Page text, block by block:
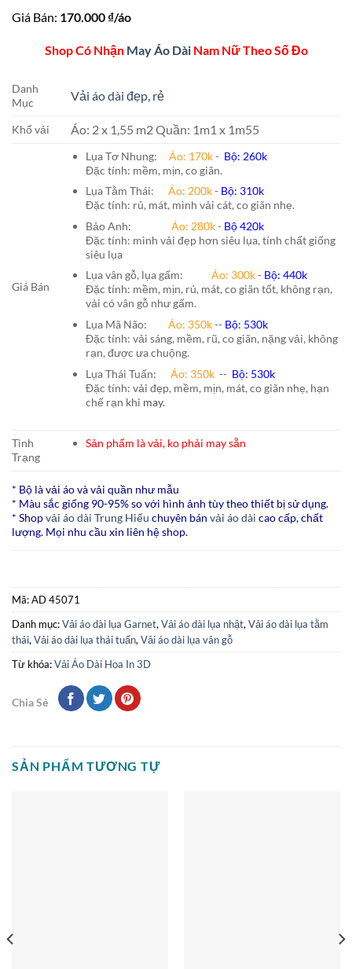
Giá Bán: 170.000 ₫/áo
Shop Có Nhận May Áo DàiNam Nữ Theo Số Đo
Danh
Mục
Vải áo dài đẹp, rẻ
Khổ vải Áo: 2 x 1,55 m2 Quần: 1m1 x 1m55
Giá Bán
Lụa Tơ Nhung: Áo: 170k- Bộ: 260k
Đặc tính: mềm, mịn, co giãn.
Lụa Tằm Thái: Áo: 200k- Bộ: 310k
Đặc tính: rủ, mát, mình vải cát, co giãn nhẹ.
Bảo Anh: Áo: 280k- Bộ 420k
Đặc tính: mình vải đẹp hơn siêu lụa, tính chất giống
siêu lụa
Lụa vân gỗ, lụa gấm: Áo: 300k- Bộ: 440k
Đặc tính: mềm, mịn, rủ, mát, co giãn tốt, không rạn,
vải có vân gỗ như gấm.
Lụa Mã Não: Áo: 350k-- Bộ: 530k
Đặc tính: vải sáng, mềm, rũ, co giãn, nặng vải, không
rạn, được ưa chuộng.
Lụa Thái Tuấn: Áo: 350k-- Bộ: 530k
Đặc tính: vải đẹp, mềm, mịn, mát, co giãn nhẹ, hạn
chế rạn khi may.
Tình
Trạng
Sản phẩm là vải, ko phải may sẵn
* Bộ là vải áo và vải quần như mẫu
* Màu sắc giống 90-95% so với hình ảnh tùy theo thiết bị sử dụng.
* Shopvải áo dài Trung Hiếu chuyên bán vải áo dài cao cấp, chất
lượng. Mọi nhu cầu xin liên hệ shop.
Mã:AD 45071
Danh mục:Vải áo dài lụa Garnet, Vải áo dài lụa nhật, Vải áo dài lụa tằm
thái, Vải áo dài lụa thái tuấn, Vải áo dài lụa vân gỗ
Từ khóa:Vải Áo Dài Hoa In 3D
Chia Sẻ
SẢN PHẨM TƯƠNG TỰ